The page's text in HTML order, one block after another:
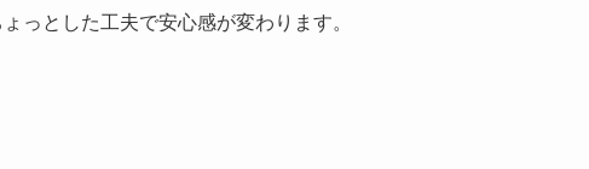
っとした工夫で安心感が変わります。